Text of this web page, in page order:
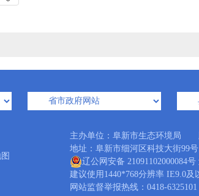
主办单位：阜新市生态环境局
地址：阜新市细河区科技大街
辽公网安备 21091102000084号
建议使用1440*768分辨率 IE9.0及
网站监督举报热线：0418-